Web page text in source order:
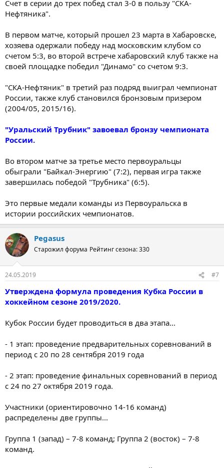
Счет в серии до трех побед стал 3-0 в пользу "СКА-
Нефтяника".
В первом матче, который прошел 23 марта в Хабаровске,
хозяева одержали победу над московским клубом со
счетом 5:3, во второй встрече хабаровский клуб также на
своей площадке победил "Динамо" со счетом 9:3.
"СКА-Нефтяник" в третий раз подряд выиграл чемпионат
России, также клуб становился бронзовым призером
(2004/05, 2015/16).
"Уральский Трубник" завоевал бронзу чемпионата
России.
Во втором матче за третье место первоуральцы
обыграли "Байкал-Энергию" (7:2), первая игра также
завершилась победой "Трубника" (6:5).
Это первые медали команды из Первоуральска в
истории российских чемпионатов.
Pegasus
Старожил форума Рейтинг сезона: 330
24.05.2019 #7
Утверждена формула проведения Кубка России в
хоккейном сезоне 2019/2020.
Кубок России будет проводиться в два этапа...
- 1 этап: проведение предварительных соревнований в
период с 20 по 28 сентября 2019 года
- 2 этап: проведение финальных соревнований в период
с 24 по 27 октября 2019 года.
Участники (ориентировочно 14-16 команд)
распределены две группы...
Группа 1 (запад) – 7-8 команд; Группа 2 (восток) – 7-8
команд.